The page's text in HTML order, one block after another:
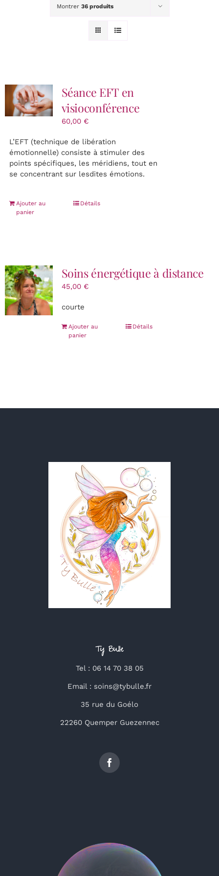
INITIATION & FORMATION
CONTACT
Montrer 36 produits
Séance EFT en
visioconférence
60,00 €
L’EFT (technique de libération
émotionnelle) consiste à stimuler des
points spécifiques, les méridiens, tout en
se concentrant sur lesdites émotions.
Ajouter au
panier
Détails
Soins énergétique à distance
45,00 €
courte
Ajouter au
panier
Détails
Ty Bulle
Tel : 06 14 70 38 05
Email : soins@tybulle.fr
35 rue du Goélo
22260 Quemper Guezennec